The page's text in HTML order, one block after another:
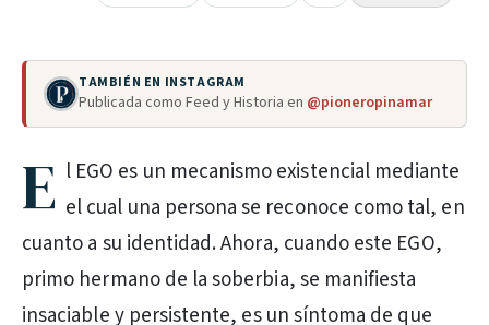
TAMBIÉN EN INSTAGRAM
Publicada como Feed y Historia en @pioneropinamar
E l EGO es un mecanismo existencial mediante
el cual una persona se reconoce como tal, en
cuanto a su identidad. Ahora, cuando este EGO,
primo hermano de la soberbia, se manifiesta
insaciable y persistente, es un síntoma de que